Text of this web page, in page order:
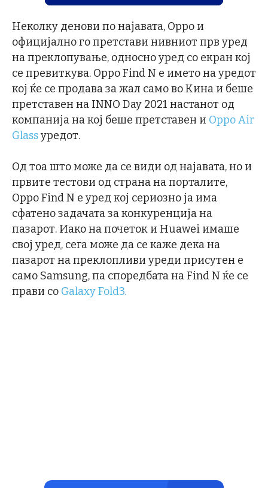
Неколку денови по најавата, Oppo и
официјално го претстави нивниот прв уред
на преклопување, односно уред со екран кој
се превиткува. Oppo Find N е името на уредот
кој ќе се продава за жал само во Кина и беше
претставен на INNO Day 2021 настанот од
компанија на кој беше претставен и Oppo Air
Glassуредот.
Од тоа што може да се види од најавата, но и
првите тестови од страна на порталите,
Oppo Find N е уред кој сериозно ја има
сфатено задачата за конкуренција на
пазарот. Иако на почеток и Huawei имаше
свој уред, сега може да се каже дека на
пазарот на преклопливи уреди присутен е
само Samsung, па споредбата на Find N ќе се
прави со Galaxy Fold3.